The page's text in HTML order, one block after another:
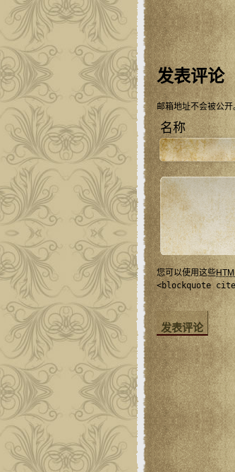
发表评论
邮箱地址不会被公开
名称
您可以使用这些
<blockquote